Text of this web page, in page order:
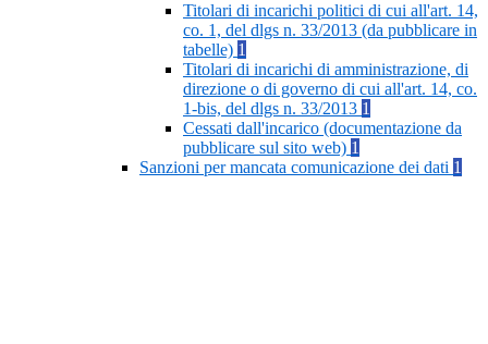
Titolari di incarichi politici di cui all'art. 14,
co. 1, del dlgs n. 33/2013 (da pubblicare in
tabelle) 1
Titolari di incarichi di amministrazione, di
direzione o di governo di cui all'art. 14, co.
1-bis, del dlgs n. 33/2013 1
Cessati dall'incarico (documentazione da
pubblicare sul sito web) 1
Sanzioni per mancata comunicazione dei dati 1